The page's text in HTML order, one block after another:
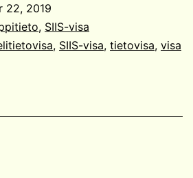
22, 2019
, SIIS-visa
, SIIS-visa, tietovisa, visa